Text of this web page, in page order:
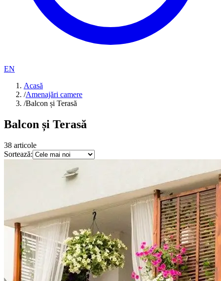
EN
Acasă
/Amenajări camere
/Balcon și Terasă
Balcon și Terasă
38 articole
Sortează: